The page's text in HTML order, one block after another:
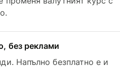
без реклами
Напълно безплатно е и